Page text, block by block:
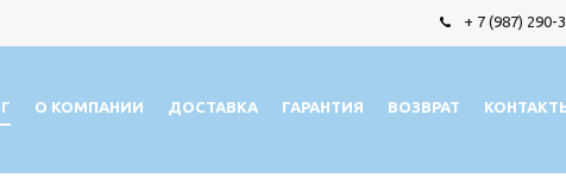
+ 7 (987) 290-
О КОМПАНИИ ДОСТАВКА ГАРАНТИЯ ВОЗВРАТ